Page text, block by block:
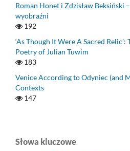
Roman Honet i Zdzisław Beksiński
wyobraźni
192
‘As Though It Were A Sacred
Poetry of Julian Tuwim
183
Venice According to Odyniec (and
Contexts
147
Słowa kluczowe